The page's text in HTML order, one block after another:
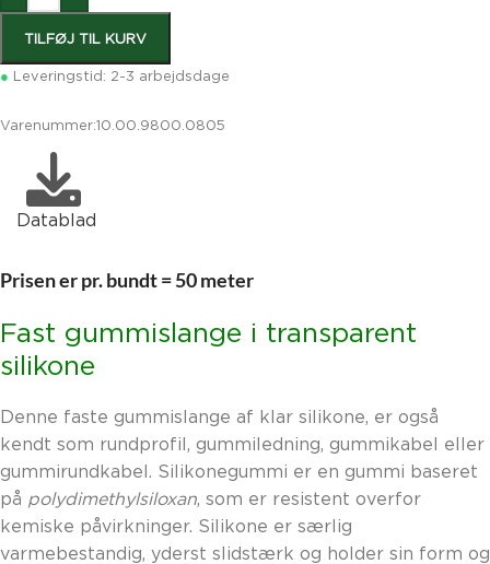
TILFØJ TIL KURV
● Leveringstid: 2-3 arbejdsdage
Varenummer:10.00.9800.0805
Datablad
Prisen er pr. bundt = 50 meter
Fast gummislange i transparent
silikone
Denne faste gummislange af klar silikone, er også
kendt som rundprofil, gummiledning, gummikabel eller
gummirundkabel. Silikonegummi er en gummi baseret
på polydimethylsiloxan, som er resistent overfor
kemiske påvirkninger. Silikone er særlig
varmebestandig, yderst slidstærk og holder sin form og